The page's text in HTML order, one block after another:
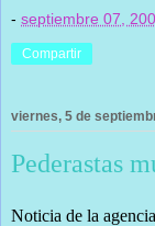
- septiembre 07,
Compartir
viernes, 5 de
Pederastas
Noticia de la